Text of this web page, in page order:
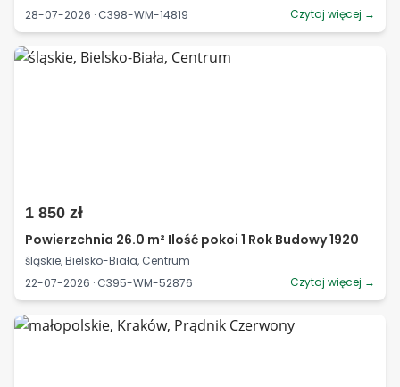
28-07-2026 · C398-WM-14819 Czytaj więcej →
1 850 zł
Powierzchnia 26.0 m² Ilość pokoi 1 Rok Budowy 1920
śląskie, Bielsko-Biała, Centrum
22-07-2026 · C395-WM-52876
Czytaj więcej →